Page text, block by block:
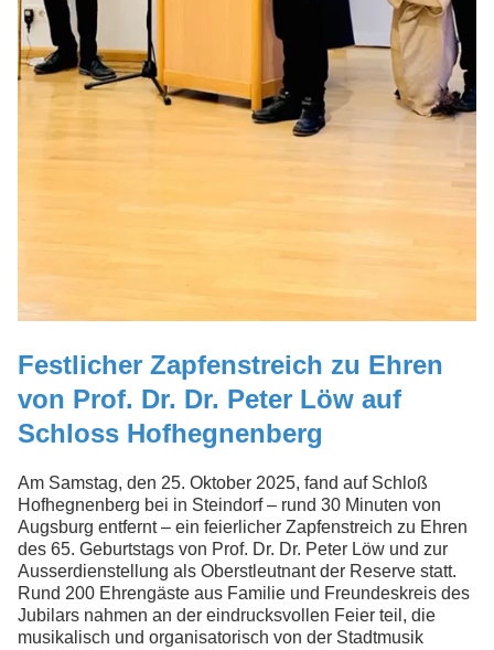
Festlicher Zapfenstreich zu Ehren
von Prof. Dr. Dr. Peter Löw auf
Schloss Hofhegnenberg
Am Samstag, den 25. Oktober 2025, fand auf Schloß
Hofhegnenberg bei in Steindorf – rund 30 Minuten von
Augsburg entfernt – ein feierlicher Zapfenstreich zu Ehren
des 65. Geburtstags von Prof. Dr. Dr. Peter Löw und zur
Ausserdienstellung als Oberstleutnant der Reserve statt.
Rund 200 Ehrengäste aus Familie und Freundeskreis des
Jubilars nahmen an der eindrucksvollen Feier teil, die
musikalisch und organisatorisch von der Stadtmusik